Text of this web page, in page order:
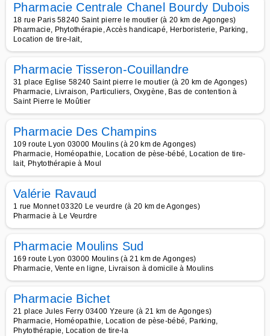
Pharmacie Centrale Chanel Bourdy Dubois
18 rue Paris 58240 Saint pierre le moutier (à 20 km de Agonges)
Pharmacie, Phytothérapie, Accès handicapé, Herboristerie, Parking,
Location de tire-lait,
Pharmacie Tisseron-Couillandre
31 place Eglise 58240 Saint pierre le moutier (à 20 km de Agonges)
Pharmacie, Livraison, Particuliers, Oxygène, Bas de contention à
Saint Pierre le Moûtier
Pharmacie Des Champins
109 route Lyon 03000 Moulins (à 20 km de Agonges)
Pharmacie, Homéopathie, Location de pèse-bébé, Location de tire-
lait, Phytothérapie à Moul
Valérie Ravaud
1 rue Monnet 03320 Le veurdre (à 20 km de Agonges)
Pharmacie à Le Veurdre
Pharmacie Moulins Sud
169 route Lyon 03000 Moulins (à 21 km de Agonges)
Pharmacie, Vente en ligne, Livraison à domicile à Moulins
Pharmacie Bichet
21 place Jules Ferry 03400 Yzeure (à 21 km de Agonges)
Pharmacie, Homéopathie, Location de pèse-bébé, Parking,
Phytothérapie, Location de tire-la